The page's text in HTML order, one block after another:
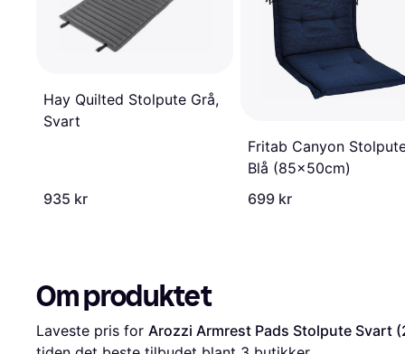
Hay Quilted Stolpute Grå,
Svart
935 kr
Fritab Canyon
Blå (85x50cm)
699 kr
Om produktet
Laveste pris for Arozzi Armrest Pads Stolpute Svart